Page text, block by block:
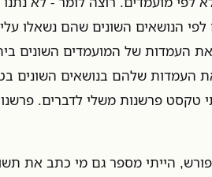
הנושאים השונים שהם נשאלו
את העמדות של המועמדים השונים
את העמדות שלהם בנושאים
טקסט פרשנות משלי לדברים.
הייתי מספר גם מי כתב את